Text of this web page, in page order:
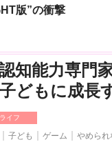
版”の衝撃
知能力専門
どもに成長
ライフ
子ども ゲーム やめられ